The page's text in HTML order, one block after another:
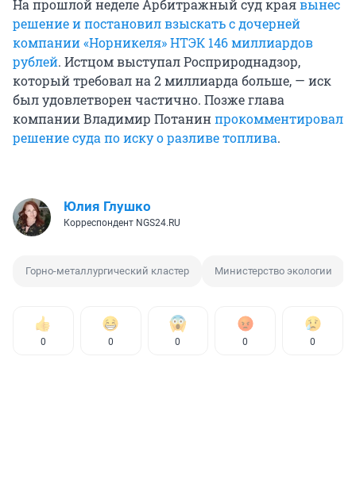
На прошлой неделе Арбитражный суд краявынес
решение и постановил взыскать с дочерней
компании «Норникеля» НТЭК 146 миллиардов
рублей. Истцом выступал Росприроднадзор,
который требовал на 2 миллиарда больше, — иск
был удовлетворен частично. Позже глава
компании Владимир Потанинпрокомментировал
решение суда по иску о разливе топлива.
Юлия Глушко
Корреспондент NGS24.RU
Горно-металлургический кластер Министерство экологии
0 0 0 0 0